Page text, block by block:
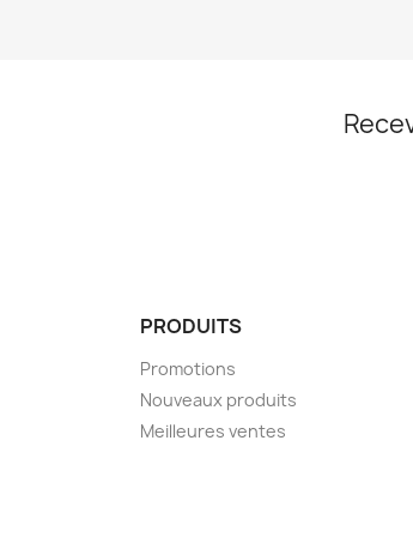
PRODUITS
Promotions
Nouveaux produits
Meilleures ventes